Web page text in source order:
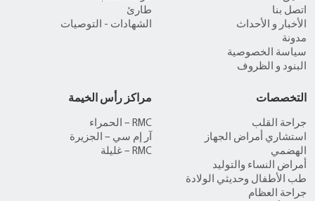
اتصل بنا
الأخبار و الأحداث
مدونة
سياسة الخصوصية
البنود و الظروف
طارئ
الشهادات - التوصيات
التخصصات
جراحة القلب
استشاري أمراض الجهاز
الهضمي
أمراض النساء والتوليد
طب الأطفال وحديثي الولادة
جراحة العظام
مراكز رأس الخيمة
RMC – الحمراء
آر إم سي – الجزيرة
RMC – غليلة